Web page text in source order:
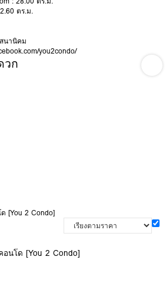
ตร.ม.
นานิคม
you2condo/
วก
[You 2 Condo]
นโด [You 2 Condo]